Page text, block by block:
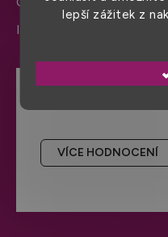
lepší zážitek z
VÍCE HODNOCENÍ
Informace a nastavení